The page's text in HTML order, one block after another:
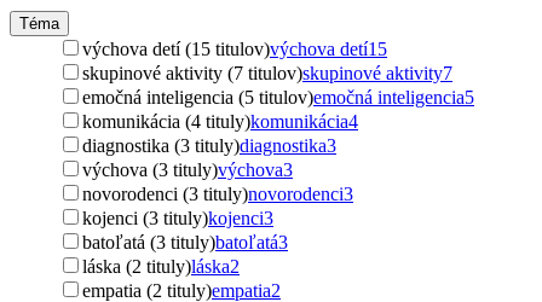
Téma
výchova detí (15 titulov)výchova detí15
skupinové aktivity (7 titulov)skupinové aktivity7
emočná inteligencia (5 titulov)emočná inteligencia5
komunikácia (4 tituly)komunikácia4
diagnostika (3 tituly)diagnostika3
výchova (3 tituly)výchova3
novorodenci (3 tituly)novorodenci3
kojenci (3 tituly)kojenci3
batoľatá (3 tituly)batoľatá3
láska (2 tituly)láska2
empatia (2 tituly)empatia2